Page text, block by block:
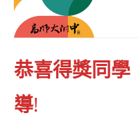
恭喜得獎同學
導!